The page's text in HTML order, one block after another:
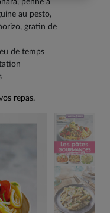
au pesto,
gratin de
de temps
repas.